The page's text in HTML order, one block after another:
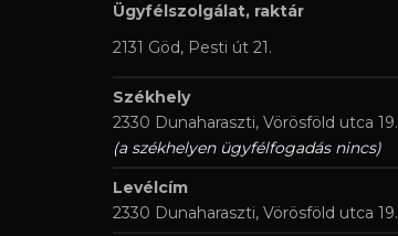
Ügyfélszolgálat, raktár
2131 Göd, Pesti út 21.
Székhely
2330 Dunaharaszti, Vörösföld utca 19.
(a székhelyen ügyfélfogadás nincs)
Levélcím
2330 Dunaharaszti, Vörösföld utca 19.